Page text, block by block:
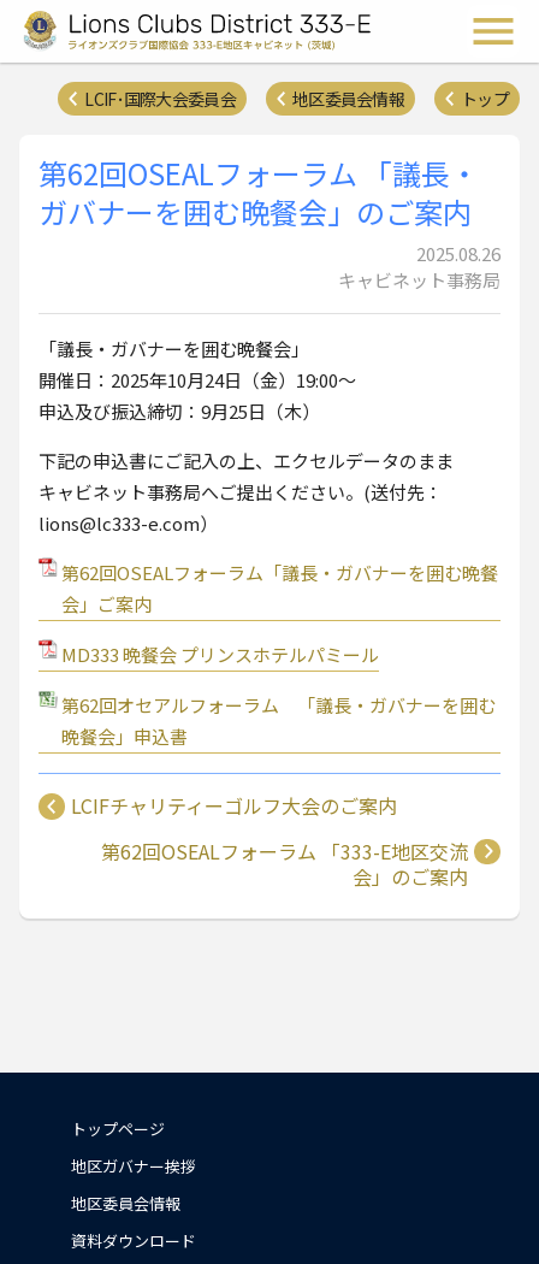
ライオンズクラ
トップ
地区委員会情報
LCIF･国際大会委員会
第62回OSEALフォーラム 「議長・
ガバナーを囲む晩餐会」のご案内
2025.08.26
キャビネット事務局
「議長・ガバナーを囲む晩餐会」
開催日：2025年10月24日（金）19:00～
申込及び振込締切：9月25日（木）
下記の申込書にご記入の上、エクセルデータのまま
キャビネット事務局へご提出ください。(送付先：
lions@lc333-e.com）
第62回OSEALフォーラム「議長・ガバナーを囲む晩餐
会」ご案内
MD333 晩餐会 プリンスホテルパミール
第62回オセアルフォーラム 「議長・ガバナーを囲む
晩餐会」申込書
LCIFチャリティーゴルフ大会のご案内
第62回OSEALフォーラム 「333-E地区交流
会」のご案内
トップページ
地区ガバナー挨拶
地区委員会情報
資料ダウンロード